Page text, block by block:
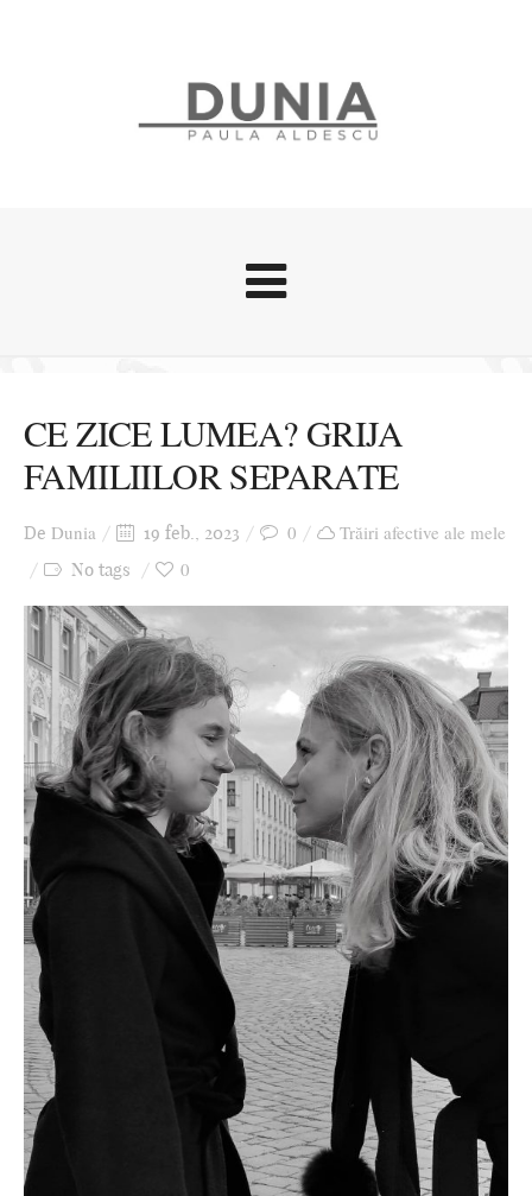
Stari afective
Zice Dunia
Călătorii
Cursuri povestite
CE ZICE LUMEA? GRIJA
FAMILIILOR SEPARATE
De Dunia 19 feb., 2023 0 Trăiri afective ale mele
No tags 0